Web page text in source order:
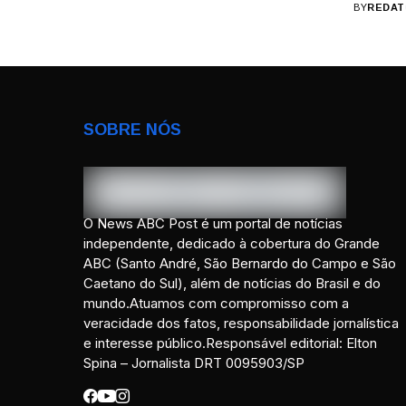
BY
SOBRE NÓS
O News ABC Post é um portal de notícias
independente, dedicado à cobertura do Grande
ABC (Santo André, São Bernardo do Campo e São
Caetano do Sul), além de notícias do Brasil e do
mundo.Atuamos com compromisso com a
veracidade dos fatos, responsabilidade jornalística
e interesse público.Responsável editorial: Elton
Spina – Jornalista DRT 0095903/SP